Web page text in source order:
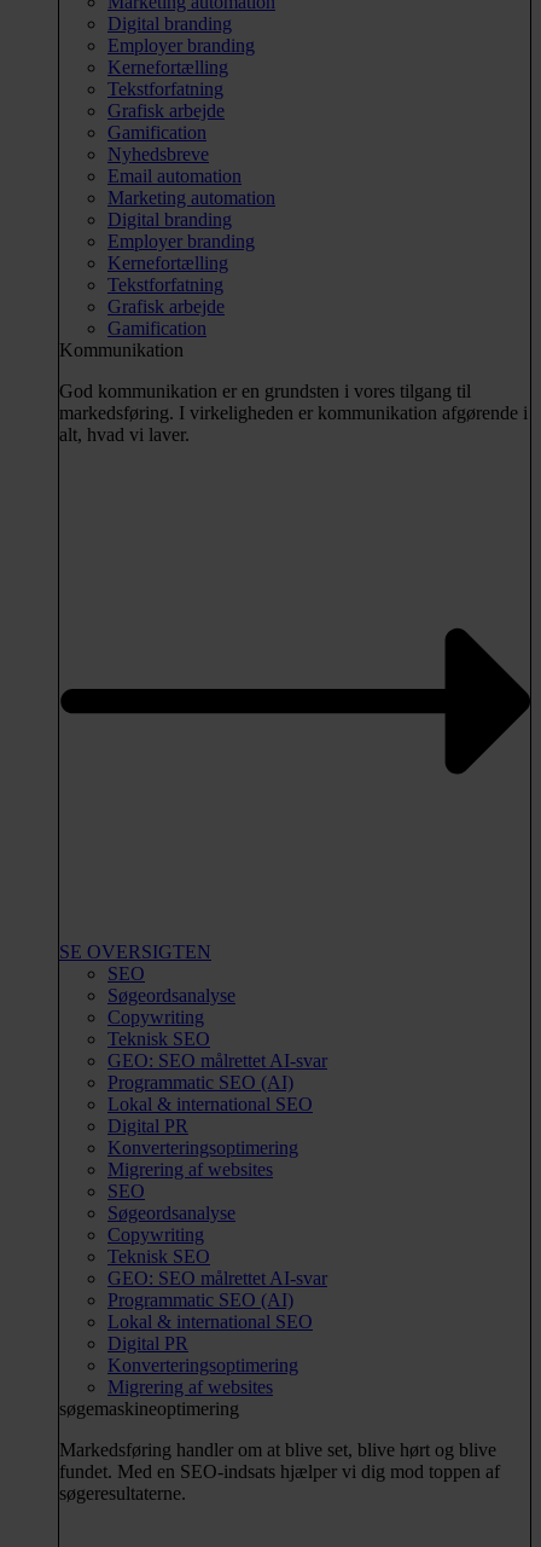
Digital branding
Employer branding
Kernefortælling
Tekstforfatning
Grafisk arbejde
Gamification
Nyhedsbreve
Email automation
Marketing automation
Digital branding
Employer branding
Kernefortælling
Tekstforfatning
Grafisk arbejde
Gamification
Kommunikation
God kommunikation er en grundsten i vores tilgang til
markedsføring. I virkeligheden er kommunikation afgørende i
alt, hvad vi laver.
SE OVERSIGTEN
SEO
Søgeordsanalyse
Copywriting
Teknisk SEO
GEO: SEO målrettet AI-svar
Programmatic SEO (AI)
Lokal & international SEO
Digital PR
Konverteringsoptimering
Migrering af websites
SEO
Søgeordsanalyse
Copywriting
Teknisk SEO
GEO: SEO målrettet AI-svar
Programmatic SEO (AI)
Lokal & international SEO
Digital PR
Konverteringsoptimering
Migrering af websites
søgemaskineoptimering
Markedsføring handler om at blive set, blive hørt og blive
fundet. Med en SEO-indsats hjælper vi dig mod toppen af
søgeresultaterne.